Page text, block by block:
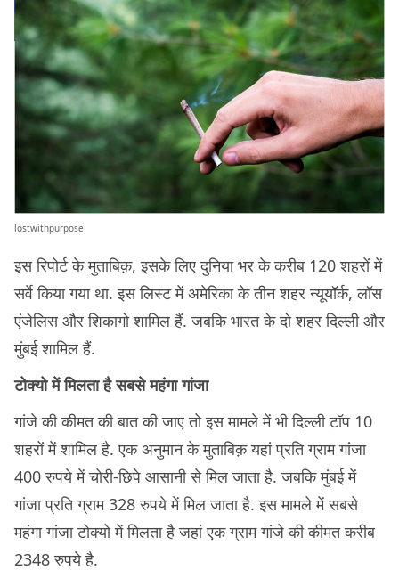
lostwithpurpose
इस रिपोर्ट के मुताबिक़, इसके लिए दुनिया भर के करीब 120 शहरों में
सर्वे किया गया था. इस लिस्ट में अमेरिका के तीन शहर न्यूयॉर्क, लॉस
एंजेलिस और शिकागो शामिल हैं. जबकि भारत के दो शहर दिल्ली और
मुंबई शामिल हैं.
टोक्यो में मिलता है सबसे महंगा गांजा
गांजे की कीमत की बात की जाए तो इस मामले में भी दिल्ली टॉप 10
शहरों में शामिल है. एक अनुमान के मुताबिक़ यहां प्रति ग्राम गांजा
400 रुपये में चोरी-छिपे आसानी से मिल जाता है. जबकि मुंबई में
गांजा प्रति ग्राम 328 रुपये में मिल जाता है. इस मामले में सबसे
महंगा गांजा टोक्यो में मिलता है जहां एक ग्राम गांजे की कीमत करीब
2348 रुपये है.